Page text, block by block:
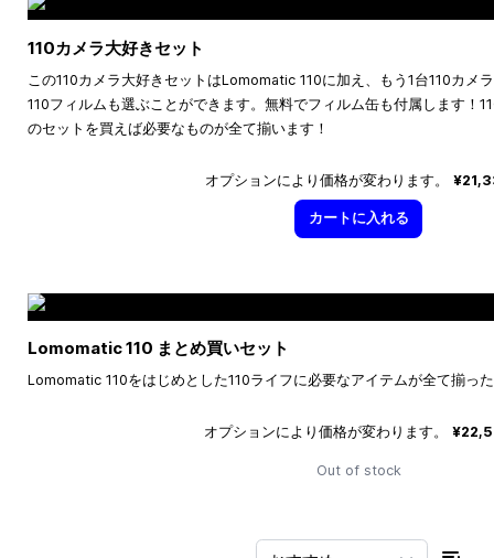
110カメラ大好きセット
この110カメラ大好きセットはLomomatic 110に加え、もう1台110カメ
110フィルムも選ぶことができます。無料でフィルム缶も付属します！
のセットを買えば必要なものが全て揃います！
オプションにより価格が変わります。
カートに入れる
Lomomatic 110 まとめ買いセット
Lomomatic 110をはじめとした110ライフに必要なアイテムが全て揃っ
オプションにより価格が変わります。
Out of stock